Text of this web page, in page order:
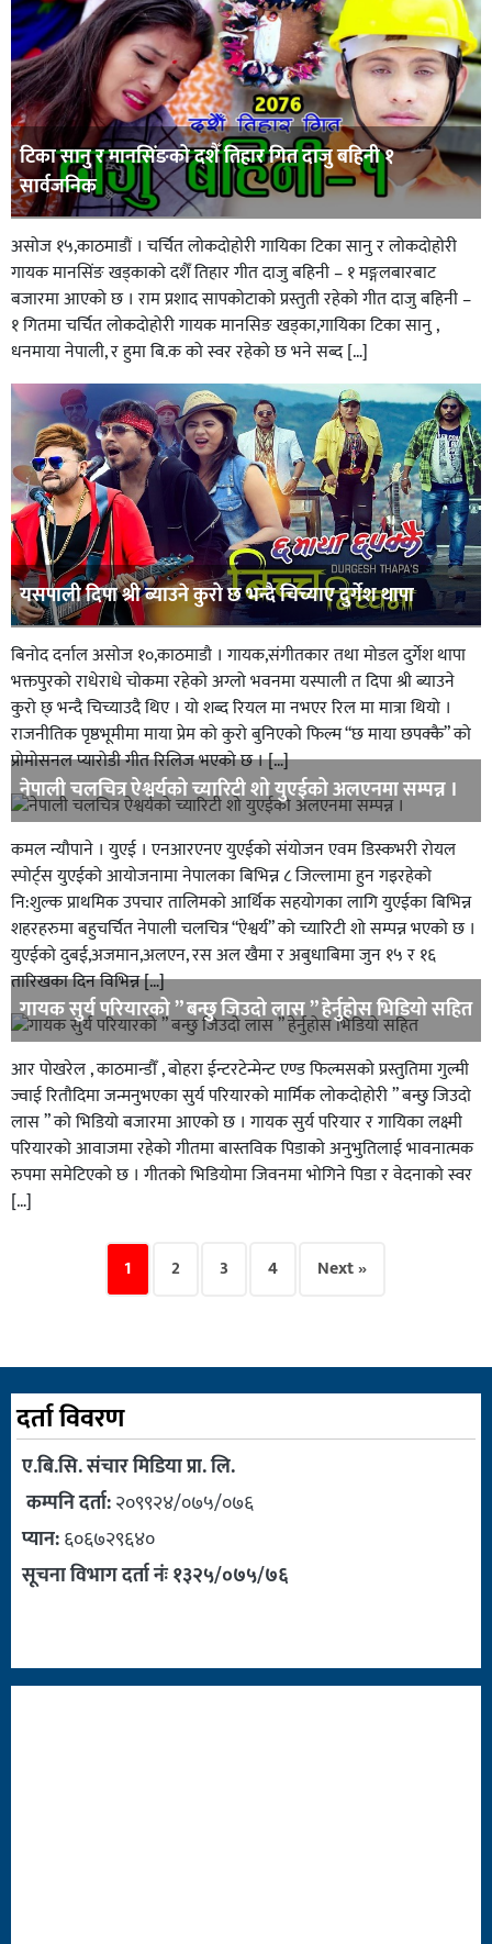
टिका सानु र मानसिंङको दशैँ तिहार गित दाजु बहिनी १
सार्वजनिक
असोज १५,काठमाडौं । चर्चित लोकदोहोरी गायिका टिका सानु र लोकदोहोरी
गायक मानसिंङ खड्काको दशैँ तिहार गीत दाजु बहिनी – १ मङ्गलबारबाट
बजारमा आएको छ । राम प्रशाद सापकोटाको प्रस्तुती रहेको गीत दाजु बहिनी –
१ गितमा चर्चित लोकदोहोरी गायक मानसिङ खड्का,गायिका टिका सानु ,
धनमाया नेपाली, र हुमा बि.क को स्वर रहेको छ भने सब्द […]
यसपाली दिपा श्री ब्याउने कुरो छ भन्दै चिच्याए दुर्गेश थापा
बिनोद दर्नाल असोज १०,काठमाडौ । गायक,संगीतकार तथा मोडल दुर्गेश थापा
भक्तपुरको राधेराधे चोकमा रहेको अग्लो भवनमा यस्पाली त दिपा श्री ब्याउने
कुरो छ् भन्दै चिच्याउदै थिए । यो शब्द रियल मा नभएर रिल मा मात्रा थियो ।
राजनीतिक पृष्ठभूमीमा माया प्रेम को कुरो बुनिएको फिल्म “छ माया छपक्कै” को
प्रोमोसनल प्यारोडी गीत रिलिज भएको छ । […]
नेपाली चलचित्र ऐश्वर्यको च्यारिटी शो युएईको अलएनमा सम्पन्न ।
कमल न्यौपाने । युएई । एनआरएनए युएईको संयोजन एवम डिस्कभरी रोयल
स्पोर्ट्स युएईको आयोजनामा नेपालका बिभिन्न ८ जिल्लामा हुन गइरहेको
नि:शुल्क प्राथमिक उपचार तालिमको आर्थिक सहयोगका लागि युएईका बिभिन्न
शहरहरुमा बहुचर्चित नेपाली चलचित्र “ऐश्वर्य” को च्यारिटी शो सम्पन्न भएको छ ।
युएईको दुबई,अजमान,अलएन, रस अल खैमा र अबुधाबिमा जुन १५ र १६
तारिखका दिन विभिन्न […]
गायक सुर्य परियारको ” बन्छु जिउदो लास ” हेर्नुहोस भिडियो सहित
आर पोखरेल , काठमान्डौँ , बोहरा ईन्टरटेन्मेन्ट एण्ड फिल्मसको प्रस्तुतिमा गुल्मी
ज्वाई रितौदिमा जन्मनुभएका सुर्य परियारको मार्मिक लोकदोहोरी ” बन्छु जिउदो
लास ” को भिडियो बजारमा आएको छ । गायक सुर्य परियार र गायिका लक्ष्मी
परियारको आवाजमा रहेको गीतमा बास्तविक पिडाको अनुभुतिलाई भावनात्मक
रुपमा समेटिएको छ । गीतको भिडियोमा जिवनमा भोगिने पिडा र वेदनाको स्वर
[…]
1 2 3 4 Next »
दर्ता विवरण
ए.बि.सि. संचार मिडिया प्रा. लि.
कम्पनि दर्ता:२०९९२४/०७५/०७६
प्यान:६०६७२९६४०
सूचना विभाग दर्ता नंः १३२५/०७५/७६